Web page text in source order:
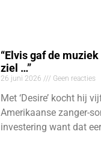
“Elvis gaf de
ziel …”
26 juni 2026 Geen reacties
Met ‘Desire’ kocht hij
Amerikaanse zanger-
investering want dat